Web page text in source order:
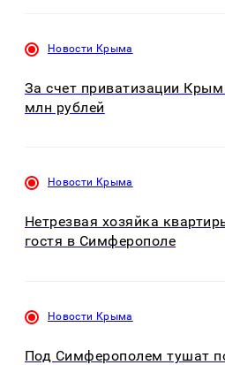
Новости Крыма
За счет приватизации
млн рублей
Новости Крыма
Нетрезвая хозяйка
гостя в Симферополе
Новости Крыма
Под Симферополем тушат